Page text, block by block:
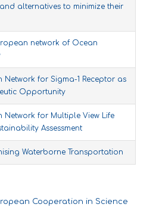
alternatives to minimize their
network of Ocean
Network for Sigma-1 Receptor as
Opportunity
Network for Multiple View Life
Assessment
Waterborne Transportation
Cooperation in Science